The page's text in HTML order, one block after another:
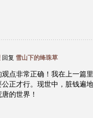
回复 雪山下的绛珠草
观点非常正确！我在上一篇
公正才行。现世中，脏钱遍
的世界！